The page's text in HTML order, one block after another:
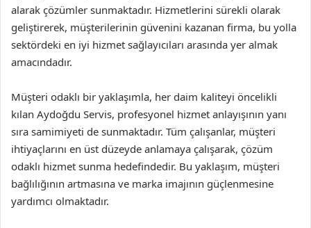
alarak çözümler sunmaktadır. Hizmetlerini sürekli olarak
geliştirerek, müşterilerinin güvenini kazanan firma, bu yolla
sektördeki en iyi hizmet sağlayıcıları arasında yer almak
amacındadır.
Müşteri odaklı bir yaklaşımla, her daim kaliteyi öncelikli
kılan Aydoğdu Servis, profesyonel hizmet anlayışının yanı
sıra samimiyeti de sunmaktadır. Tüm çalışanlar, müşteri
ihtiyaçlarını en üst düzeyde anlamaya çalışarak, çözüm
odaklı hizmet sunma hedefindedir. Bu yaklaşım, müşteri
bağlılığının artmasına ve marka imajının güçlenmesine
yardımcı olmaktadır.